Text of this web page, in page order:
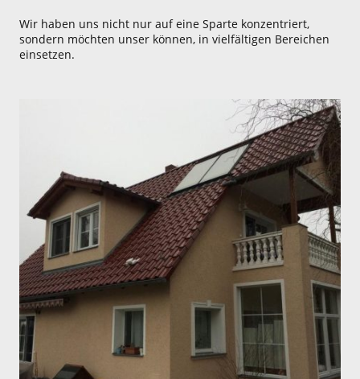
Wir haben uns nicht nur auf eine Sparte konzentriert,
sondern möchten unser können, in vielfältigen Bereichen
einsetzen.